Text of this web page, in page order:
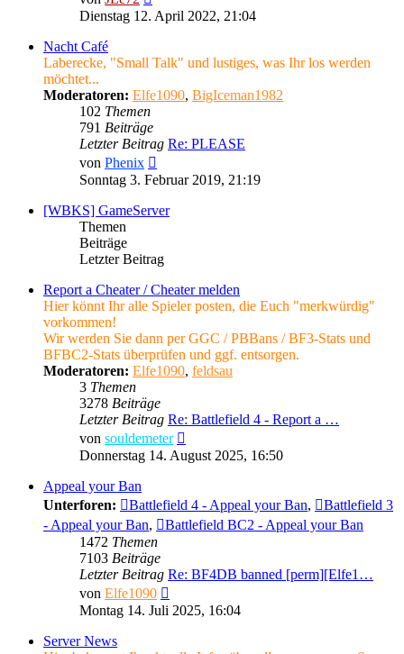
Beitrag
Dienstag 12. April 2022, 21:04
Nacht Café
Laberecke, "Small Talk" und lustiges, was Ihr los werden
möchtet...
Moderatoren: Elfe1090, BigIceman1982
102 Themen
791 Beiträge
Letzter Beitrag Re: PLEASE
von Phenix
Beitrag
Sonntag 3. Februar 2019, 21:19
[WBKS] GameServer
Themen
Beiträge
Letzter Beitrag
Report a Cheater / Cheater melden
Hier könnt Ihr alle Spieler posten, die Euch "merkwürdig"
vorkommen!
Wir werden Sie dann per GGC / PBBans / BF3-Stats und
BFBC2-Stats überprüfen und ggf. entsorgen.
Moderatoren: Elfe1090, feldsau
3 Themen
3278 Beiträge
Letzter Beitrag Re: Battlefield 4 - Report a …
von souldemeter
Beitrag
Donnerstag 14. August 2025, 16:50
Appeal your Ban
Unterforen:
Battlefield 4 - Appeal your Ban,
Battlefield 3
- Appeal your Ban,
Battlefield BC2 - Appeal your Ban
1472 Themen
7103 Beiträge
Letzter Beitrag Re: BF4DB banned [perm][Elfe1…
von Elfe1090
Beitrag
Montag 14. Juli 2025, 16:04
Server News